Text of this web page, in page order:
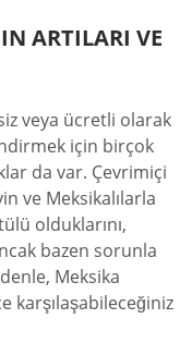
ARTILARI VE
veya ücretli olarak
için birçok
da var. Çevrimiçi
ve Meksikalılarla
olduklarını,
bazen sorunla
Meksika
karşılaşabileceğiniz